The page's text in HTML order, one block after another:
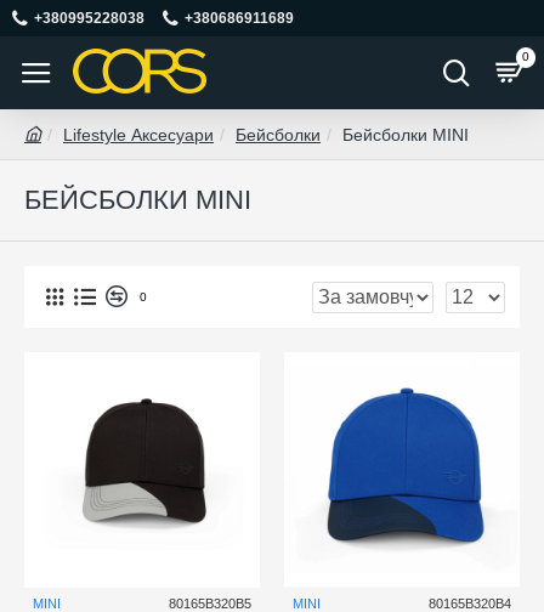
+380995228038 +380686911689
0
Lifestyle Аксесуари Бейсболки Бейсболки MINI
БЕЙСБОЛКИ MINI
0
MINI 80165B320B5 MINI 80165B320B4